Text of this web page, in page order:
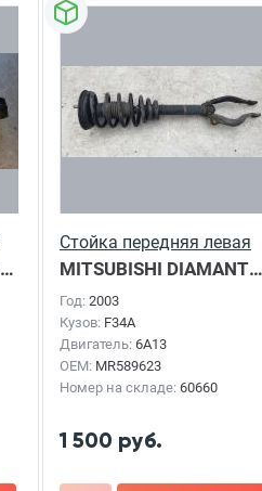
MITSUBISHI DIAMANTE2003г.
Стойка передняя левая
MITSUBISHI DIAMANTE
Год: 2003
Кузов: F34A
Двигатель: 6A13
OEM: MR589623
Номер на складе: 60660
1 500 руб.